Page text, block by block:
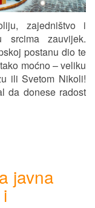
zajedništvo i
srcima zauvijek.
postanu dio te
moćno – veliku
ili Svetom Nikoli!
da donese radost
javna